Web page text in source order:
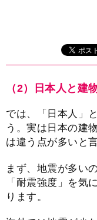
（2）日本人と建
では、「日本人」
う。実は日本の建
は違う点が多いと
まず、地震が多い
「耐震強度」を気
ります。